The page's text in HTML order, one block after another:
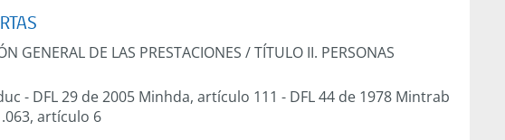
GENERAL DE LAS PRESTACIONES /TÍTULO II. PERSONAS
- DFL 29 de 2005 Minhda, artículo 111 - DFL 44 de 1978 Mintrab
artículo 6